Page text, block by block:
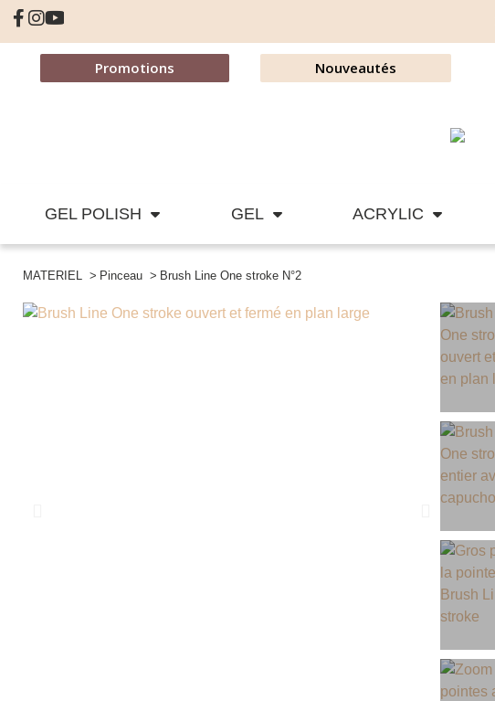
Promotions Nouveautés
GEL POLISH GEL ACRYLIC
MATERIEL Pinceau Brush Line One stroke N°2